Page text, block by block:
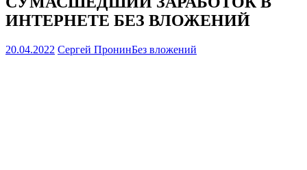
ИНТЕРНЕТЕ БЕЗ ВЛОЖЕНИЙ
20.04.2022 Сергей ПронинБез вложений